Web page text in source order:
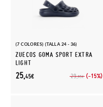
(7 COLORES) (TALLA 24 - 36)
ZUECOS GOMA SPORT EXTRA
LIGHT
29,95€ (-15%)
25,45€